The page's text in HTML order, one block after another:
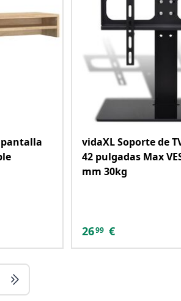
pantalla
vidaXL Soporte de
42 pulgadas Max
mm 30kg
2699 €